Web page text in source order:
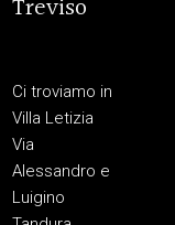
Treviso
Ci troviamo in
Villa Letizia
Via
Alessandro e
Luigino